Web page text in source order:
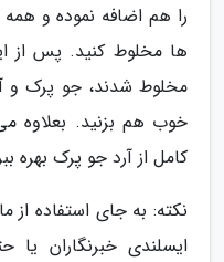
را هم اضافه نموده و
ها مخلوط کنید. پس از
مخلوط شدند، جو پرک و
خوب هم بزنید. بعلاوه
کامل از آرد جو پرک بهره
نکته: به جای استفاده از
ایسلندی خبرنگاران